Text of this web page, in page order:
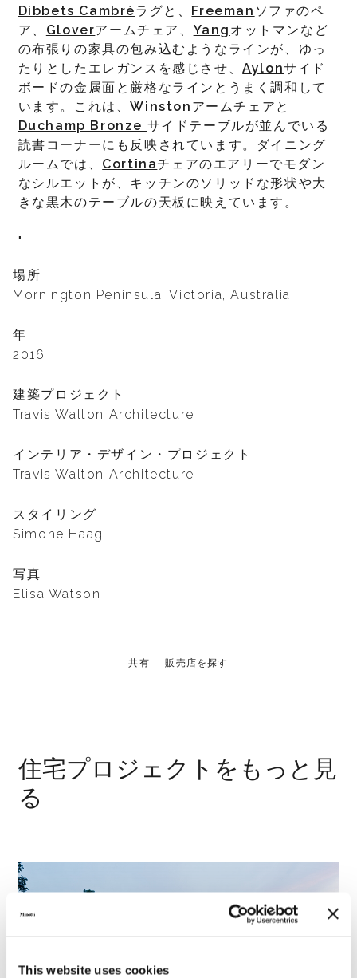
This website uses cookies
Dibbets Cambrèラグと、 Freeman ソファのペ
ア、 Gloverアームチェア、 Yang オットマンなど
の布張りの家具の包み込むようなラインが、ゆっ
たりとしたエレガンスを感じさせ、Aylonサイド
ボードの金属面と厳格なラインとうまく調和して
います。これは、Winston アームチェアと
Duchamp Bronze サイドテーブルが並んでいる
読書コーナーにも反映されています。ダイニング
ルームでは、 Cortinaチェアのエアリーでモダン
なシルエットが、キッチンのソリッドな形状や大
きな黒木のテーブルの天板に映えています。
"
場所
Mornington Peninsula, Victoria, Australia
年
2016
建築プロジェクト
Travis Walton Architecture
インテリア・デザイン・プロジェクト
Travis Walton Architecture
スタイリング
Simone Haag
写真
Elisa Watson
共有 販売店を探す
住宅プロジェクトをもっと見
る